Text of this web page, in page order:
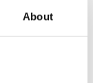
About